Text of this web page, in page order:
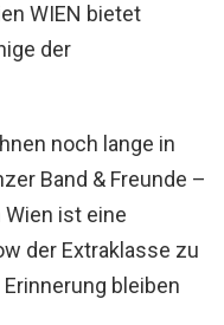
WIEN bietet
der
noch lange in
Band & Freunde –
Wien ist eine
der Extraklasse zu
bleiben